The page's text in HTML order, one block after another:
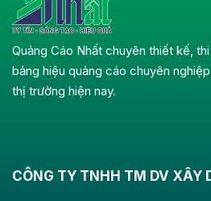
Quảng Cáo Nhất chuyên thiết kế,
bảng hiệu quảng cáo chuyên
thị trường hiện nay.
CÔNG TY TNHH TM DV XÂY